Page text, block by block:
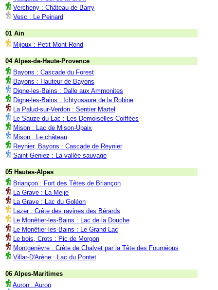
Vercheny : Château de Barry
Vesc : Le Peinard
01 Ain
Mijoux : Petit Mont Rond
04 Alpes-de-Haute-Provence
Bayons : Cascade du Forest
Bayons : Hauteur de Bayons
Digne-les-Bains : Dalle aux Ammonites
Digne-les-Bains : Ichtyosaure de la Robine
La Palud-sur-Verdon : Sentier Martel
Le Sauze-du-Lac : Les Demoiselles Coiffées
Mison : Lac de Mison-Upaix
Mison : Le château
Reynier, Bayons : Cascade de Reynier
Saint Geniez : La vallée sauvage
05 Hautes-Alpes
Briançon : Fort des Têtes de Briançon
La Grave : La Meije
La Grave : Lac du Goléon
Lazer : Crête des ravines des Bérards
Le Monêtier-les-Bains : Lac de la Douche
Le Monêtier-les-Bains : Le Grand Lac
Le bois, Crots : Pic de Morgon
Montgenèvre : Crête de Chalvet par la Tête des Fournéous
Villar-D'Arène : Lac du Pontet
06 Alpes-Maritimes
Auron : Auron